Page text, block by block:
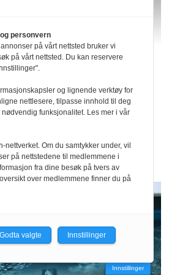
med
Innstillinger
personvern
på vårt nettsted bruker vi
på vårt nettsted. Du kan reservere
og lignende verktøy for
nettlesere, tilpasse innhold til deg
funksjonalitet. Les mer i vår
nettverket. Om du samtykker under, vil
på nettstedene til medlemmene i
fra dine besøk på tvers av
over medlemmene finner du på
Godta valgte Innstillinger